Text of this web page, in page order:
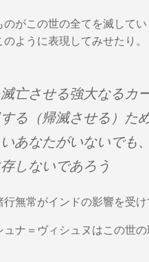
のがこの世の全てを滅して
ように表現してみせたり。
亡させる強大なるカ
る（帰滅させる）た
あなたがいないでも
しないであろう
無常がインドの影響を受
ュナ＝ヴィシュヌはこの世